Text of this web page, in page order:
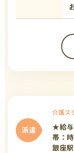
派遣
介護ス
★給与
帯：
銀座